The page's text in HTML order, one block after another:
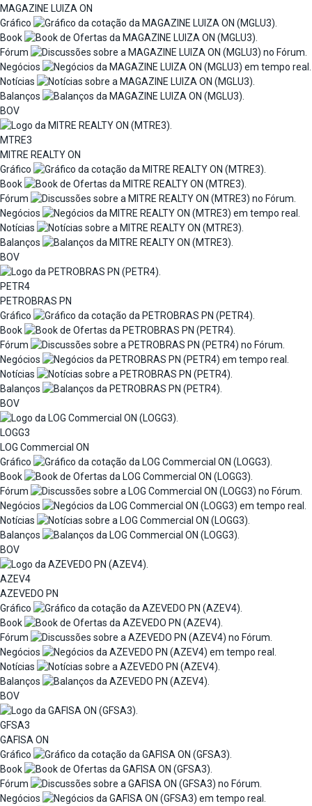
MAGAZINE LUIZA ON
Gráfico
Book
Fórum
Negócios
Notícias
Balanços
BOV
MTRE3
MITRE REALTY ON
Gráfico
Book
Fórum
Negócios
Notícias
Balanços
BOV
PETR4
PETROBRAS PN
Gráfico
Book
Fórum
Negócios
Notícias
Balanços
BOV
LOGG3
LOG Commercial ON
Gráfico
Book
Fórum
Negócios
Notícias
Balanços
BOV
AZEV4
AZEVEDO PN
Gráfico
Book
Fórum
Negócios
Notícias
Balanços
BOV
GFSA3
GAFISA ON
Gráfico
Book
Fórum
Negócios